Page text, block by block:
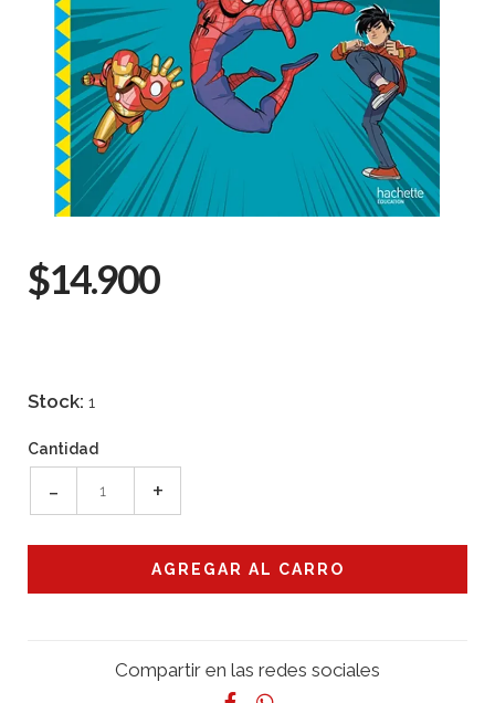
$14.900
Stock: 1
Cantidad
- +
Compartir en las redes sociales